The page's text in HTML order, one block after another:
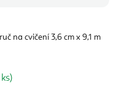
na cvičení 3,6 cm x 9,1 m